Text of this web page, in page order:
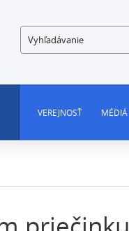
Vyhľadávanie
VEREJNOSŤ MÉDIÁ